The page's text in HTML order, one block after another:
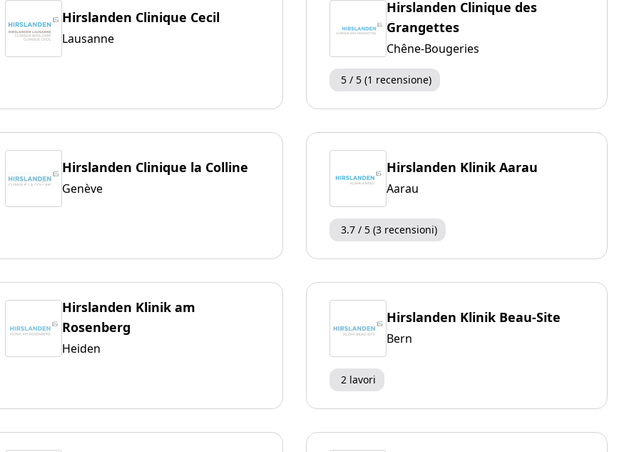
Hirslanden Clinique Cecil
Lausanne
Hirslanden Clinique des
Grangettes
Chêne-Bougeries
5 / 5 (1 recensione)
Hirslanden Clinique la Colline
Genève
Hirslanden Klinik Aarau
Aarau
3.7 / 5 (3 recensioni)
Hirslanden Klinik am
Rosenberg
Heiden
Hirslanden Klinik Beau-Site
Bern
2 lavori